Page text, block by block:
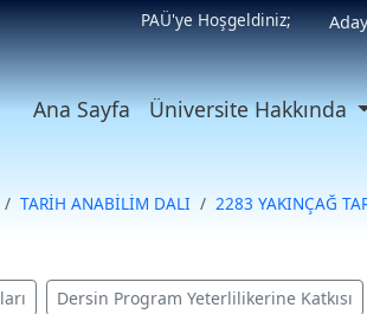
PAÜ'ye Hoşgeldiniz;
Ana Sayfa Üniversite Hakkında
TARİH ANABİLİM DALI 2283 YAKINÇAĞ
Dersin Program Yeterlilikerine Katkısı